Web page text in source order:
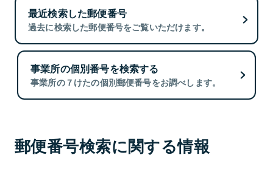
最近検索した郵便番号
過去に検索した郵便番号をご覧いただけます。
事業所の個別番号を検索する
事業所の７けたの個別郵便番号をお調べします。
郵便番号検索に関する情報